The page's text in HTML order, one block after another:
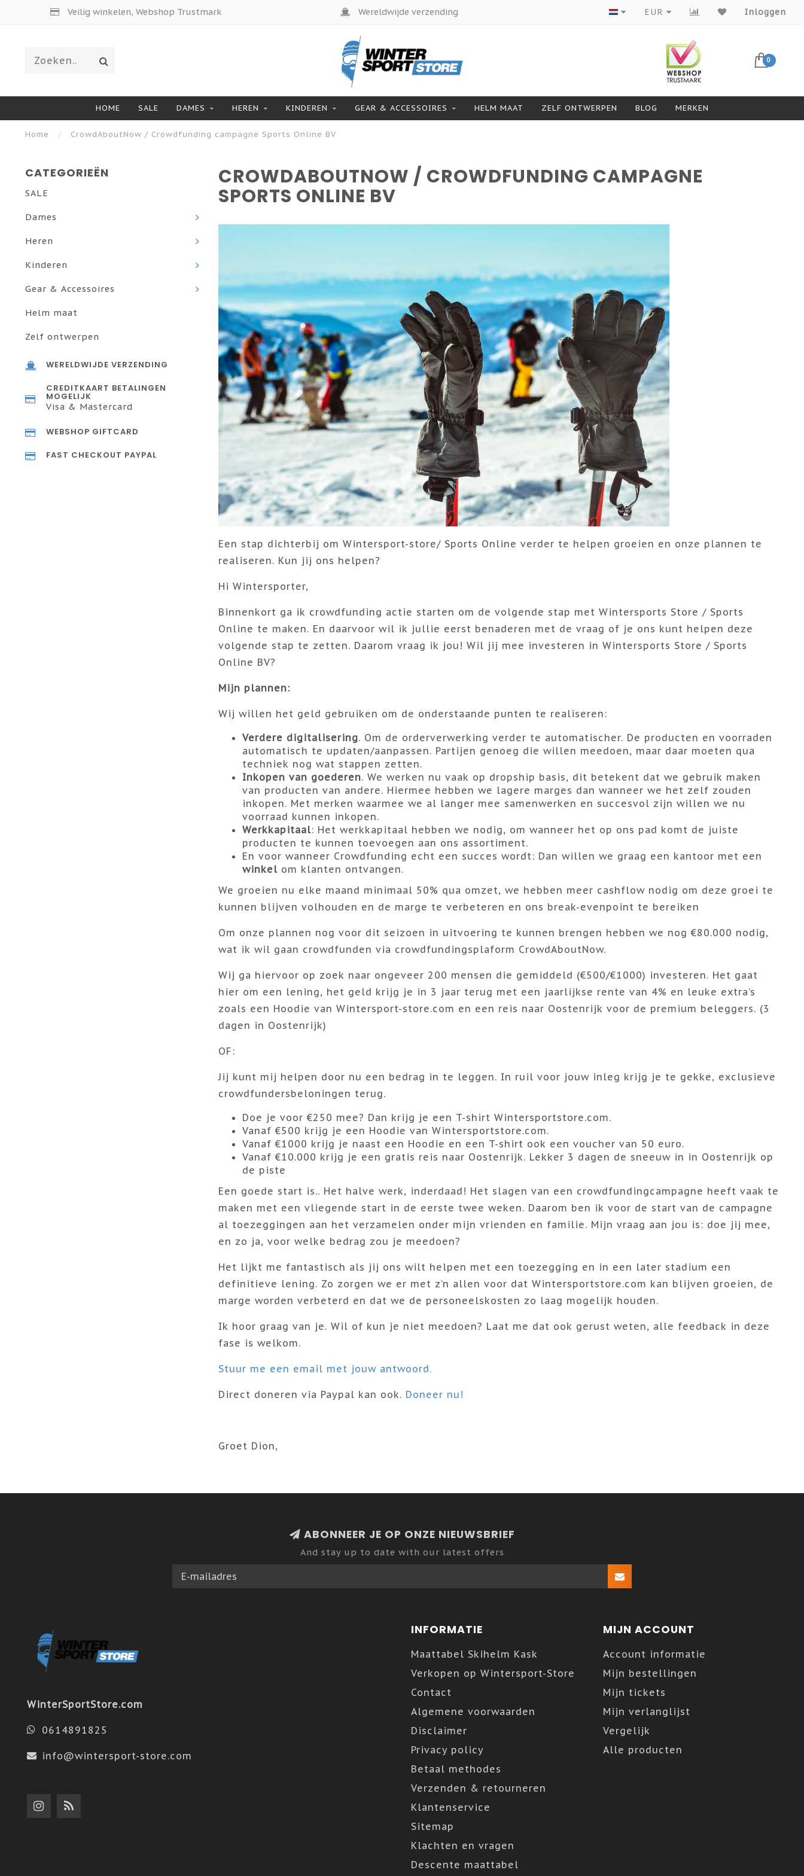
Veilig winkelen, Webshop Trustmark Wereldwijde verzending Producten van topmerken
EUR Inloggen
0
HOME SALE DAMES HEREN KINDEREN GEAR & ACCESSOIRES HELM MAAT ZELF ONTWERPEN BLOG MERKEN
Home / CrowdAboutNow / Crowdfunding campagne Sports Online BV
CATEGORIEËN
SALE
Dames
Heren
Kinderen
Gear & Accessoires
Helm maat
Zelf ontwerpen
WERELDWIJDE VERZENDING
CREDITKAART BETALINGEN
MOGELIJK
Visa & Mastercard
WEBSHOP GIFTCARD
FAST CHECKOUT PAYPAL
CROWDABOUTNOW / CROWDFUNDING CAMPAGNE
SPORTS ONLINE BV
Een stap dichterbij om Wintersport-store/ Sports Online verder te helpen groeien en onze plannen te
realiseren. Kun jij ons helpen?
Hi Wintersporter,
Binnenkort ga ik crowdfunding actie starten om de volgende stap met Wintersports Store / Sports
Online te maken. En daarvoor wil ik jullie eerst benaderen met de vraag of je ons kunt helpen deze
volgende stap te zetten. Daarom vraag ik jou! Wil jij mee investeren in Wintersports Store / Sports
Online BV?
Mijn plannen:
Wij willen het geld gebruiken om de onderstaande punten te realiseren:
Verdere digitalisering. Om de orderverwerking verder te automatischer. De producten en voorraden
automatisch te updaten/aanpassen. Partijen genoeg die willen meedoen, maar daar moeten qua
techniek nog wat stappen zetten.
Inkopen van goederen. We werken nu vaak op dropship basis, dit betekent dat we gebruik maken
van producten van andere. Hiermee hebben we lagere marges dan wanneer we het zelf zouden
inkopen. Met merken waarmee we al langer mee samenwerken en succesvol zijn willen we nu
voorraad kunnen inkopen.
Werkkapitaal: Het werkkapitaal hebben we nodig, om wanneer het op ons pad komt de juiste
producten te kunnen toevoegen aan ons assortiment.
En voor wanneer Crowdfunding echt een succes wordt: Dan willen we graag een kantoor met een
winkelom klanten ontvangen.
We groeien nu elke maand minimaal 50% qua omzet, we hebben meer cashflow nodig om deze groei te
kunnen blijven volhouden en de marge te verbeteren en ons break-evenpoint te bereiken
Om onze plannen nog voor dit seizoen in uitvoering te kunnen brengen hebben we nog €80.000 nodig,
wat ik wil gaan crowdfunden via crowdfundingsplaform CrowdAboutNow.
Wij ga hiervoor op zoek naar ongeveer 200 mensen die gemiddeld (€500/€1000) investeren. Het gaat
hier om een lening, het geld krijg je in 3 jaar terug met een jaarlijkse rente van 4% en leuke extra’s
zoals een Hoodie van Wintersport-store.com en een reis naar Oostenrijk voor de premium beleggers. (3
dagen in Oostenrijk)
OF:
Jij kunt mij helpen door nu een bedrag in te leggen. In ruil voor jouw inleg krijg je te gekke, exclusieve
crowdfundersbeloningen terug.
Doe je voor €250 mee? Dan krijg je een T-shirt Wintersportstore.com.
Vanaf €500 krijg je een Hoodie van Wintersportstore.com.
Vanaf €1000 krijg je naast een Hoodie en een T-shirt ook een voucher van 50 euro.
Vanaf €10.000 krijg je een gratis reis naar Oostenrijk. Lekker 3 dagen de sneeuw in in Oostenrijk op
de piste
Een goede start is.. Het halve werk, inderdaad! Het slagen van een crowdfundingcampagne heeft vaak te
maken met een vliegende start in de eerste twee weken. Daarom ben ik voor de start van de campagne
al toezeggingen aan het verzamelen onder mijn vrienden en familie. Mijn vraag aan jou is: doe jij mee,
en zo ja, voor welke bedrag zou je meedoen?
Het lijkt me fantastisch als jij ons wilt helpen met een toezegging en in een later stadium een
definitieve lening. Zo zorgen we er met z’n allen voor dat Wintersportstore.com kan blijven groeien, de
marge worden verbeterd en dat we de personeelskosten zo laag mogelijk houden.
Ik hoor graag van je. Wil of kun je niet meedoen? Laat me dat ook gerust weten, alle feedback in deze
fase is welkom.
Stuur me een email met jouw antwoord.
Direct doneren via Paypal kan ook. Doneer nu!
Groet Dion,
ABONNEER JE OP ONZE NIEUWSBRIEF
And stay up to date with our latest offers
WinterSportStore.com
0614891825
info@wintersport-store.com
INFORMATIE
Maattabel Skihelm Kask
Verkopen op Wintersport-Store
Contact
Algemene voorwaarden
Disclaimer
Privacy policy
Betaal methodes
Verzenden & retourneren
Klantenservice
Sitemap
Klachten en vragen
Descente maattabel
MIJN ACCOUNT
Account informatie
Mijn bestellingen
Mijn tickets
Mijn verlanglijst
Vergelijk
Alle producten